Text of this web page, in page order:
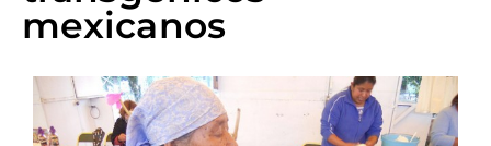
mexicanos